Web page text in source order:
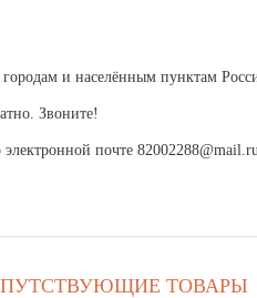
и населённым пунктам
Звоните!
почте
ТОВАРЫ